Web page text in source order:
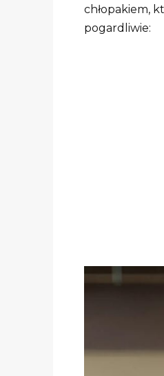
chłopakiem,
pogardliwie: